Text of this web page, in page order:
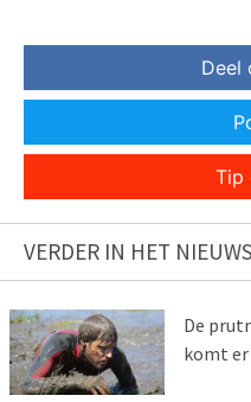
Deel
Tip
VERDER IN HET
De
komt er